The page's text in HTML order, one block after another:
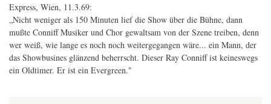
Express, Wien, 11.3.69:
„Nicht weniger als 150 Minuten lief die Show über die Bühne, dann
mußte Conniff Musiker und Chor gewaltsam von der Szene treiben, denn
wer weiß, wie lange es noch noch weitergegangen wäre... ein Mann, der
das Showbusines glänzend beherrscht. Dieser Ray Conniff ist keineswegs
ein Oldtimer. Er ist ein Evergreen."